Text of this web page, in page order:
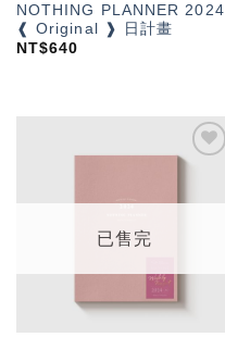
NOTHING PLANNER 2024
❰ Original ❱ 日計畫
NT$640
望輕
已售完